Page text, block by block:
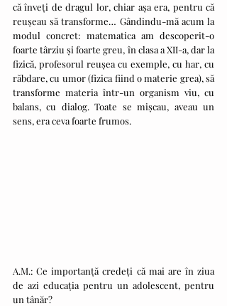
că înveți de dragul lor, chiar așa era, pentru că
reușeau să transforme… Gândindu-mă acum la
modul concret: matematica am descoperit-o
foarte târziu și foarte greu, în clasa a XII-a, dar la
fizică, profesorul reușea cu exemple, cu har, cu
răbdare, cu umor (fizica fiind o materie grea), să
transforme materia într-un organism viu, cu
balans, cu dialog. Toate se mișcau, aveau un
sens, era ceva foarte frumos.
A.M.: Ce importanță credeți că mai are în ziua
de azi educația pentru un adolescent, pentru
un tânăr?